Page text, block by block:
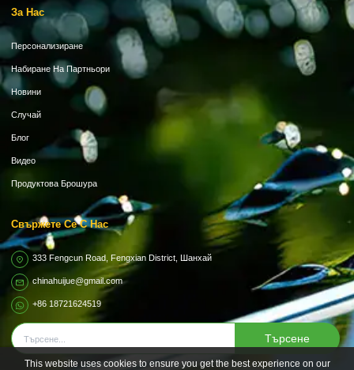
За Нас
Персонализиране
Набиране На Партньори
Новини
Случай
Блог
Видео
Продуктова Брошура
Свържете Се С Нас
333 Fengcun Road, Fengxian District, Шанхай
chinahuijue@gmail.com
+86 18721624519
Търсене
This website uses cookies to ensure you get the best experience on our